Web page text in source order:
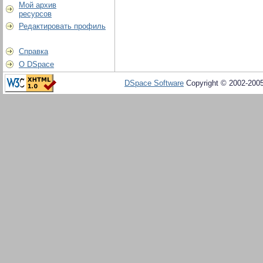
Мой архив
ресурсов
Редактировать профиль
Справка
О DSpace
DSpace Software Copyright © 2002-